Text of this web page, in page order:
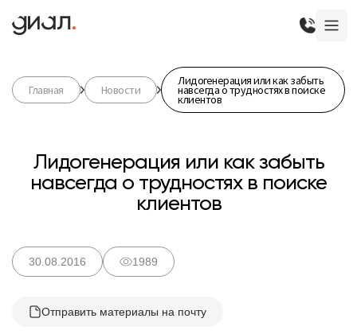
Главная Новости
Лидогенерация или как забыть
навсегда о трудностях в поиске
клиентов
Лидогенерация или как забыть
навсегда о трудностях в поиске
клиентов
30.08.2016 1989
Отправить материалы на почту